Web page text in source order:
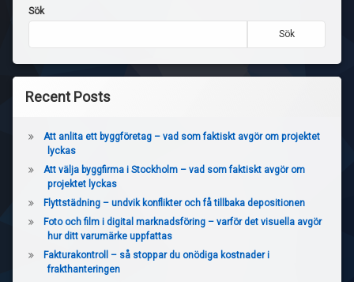
Sök
Sök
Recent Posts
Att anlita ett byggföretag – vad som faktiskt avgör om projektet
lyckas
Att välja byggfirma i Stockholm – vad som faktiskt avgör om
projektet lyckas
Flyttstädning – undvik konflikter och få tillbaka depositionen
Foto och film i digital marknadsföring – varför det visuella avgör
hur ditt varumärke uppfattas
Fakturakontroll – så stoppar du onödiga kostnader i
frakthanteringen